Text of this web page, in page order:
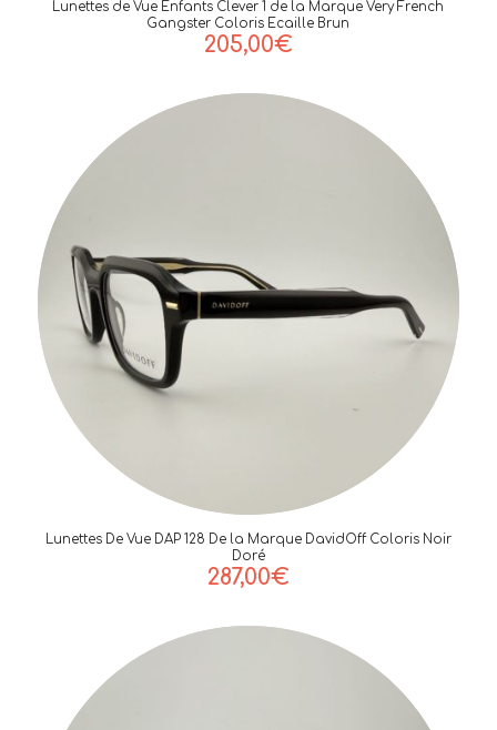
Lunettes de Vue Enfants Clever 1 de la Marque Very French
Gangster Coloris Ecaille Brun
205,00€
Lunettes De Vue DAP 128 De la Marque DavidOff Coloris Noir
Doré
287,00€